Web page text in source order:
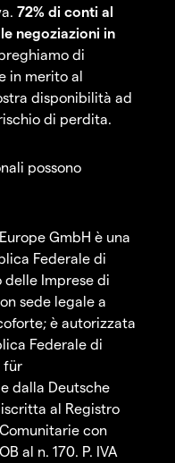
72% di conti al
negoziazioni in
di
in merito al
disponibilità ad
di perdita.
possono
GmbH è una
Federale di
delle Imprese di
sede legale a
è autorizzata
Federale di
für
dalla Deutsche
al Registro
con
al n. 170. P. IVA